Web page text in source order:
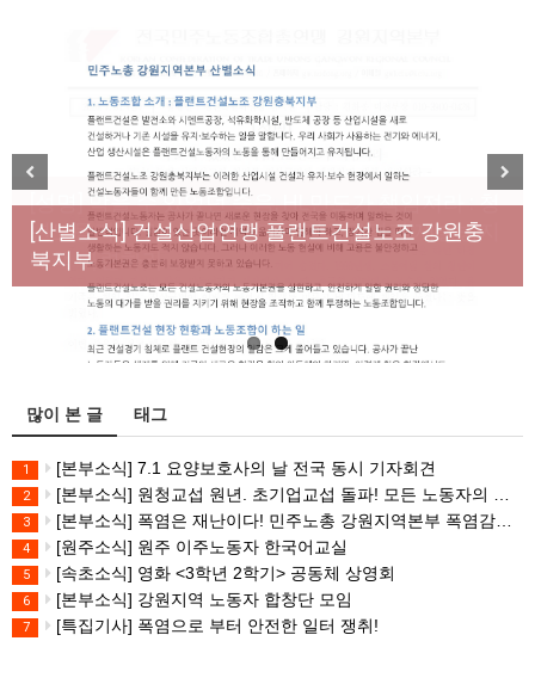
[성명] 막을 수 있었던 죽음, HL만도가 책임져라 : 청
년노동자 사망사고의 철저한 진상규명과 재발방지
대책 마련하라
[산별소식] 건설산업연맹 플랜트건설노조 강원충
북지부
Previous Next
많이 본 글 태그
1 [본부소식] 7.1 요양보호사의 날 전국 동시 기자회견
2 [본부소식] 원청교섭 원년. 초기업교섭 돌파! 모든 노동자의 노동기본권 쟁취! 민주노총 7.15 총파업대회
3 [본부소식] 폭염은 재난이다! 민주노총 강원지역본부 폭염감시단 선포 기자회견
4 [원주소식] 원주 이주노동자 한국어교실
5 [속초소식] 영화 <3학년 2학기> 공동체 상영회
6 [본부소식] 강원지역 노동자 합창단 모임
7 [특집기사] 폭염으로 부터 안전한 일터 쟁취!